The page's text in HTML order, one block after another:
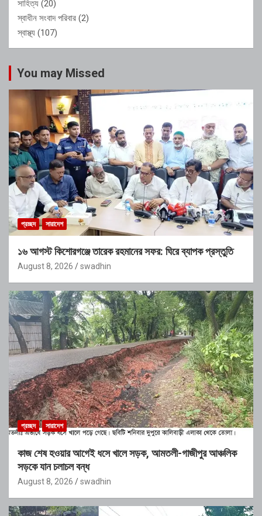
সাহিত্য (20)
স্বাধীন সংবাদ পরিবার (2)
স্বাস্থ্য (107)
You may Missed
প্রচ্ছদ সারাদেশ
১৬ আগস্ট কিশোরগঞ্জে তারেক রহমানের সফর: ঘিরে ব্যাপক প্রস্তুতি
August 8, 2026 swadhin
প্রচ্ছদ সারাদেশ
কাজ শেষ হওয়ার আগেই ধসে খালে সড়ক, আমতলী-গাজীপুর আঞ্চলিক
সড়কে যান চলাচল বন্ধ
August 8, 2026 swadhin